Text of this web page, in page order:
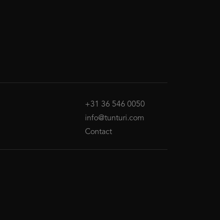
+31 36 546 0050
info@tunturi.com
Contact